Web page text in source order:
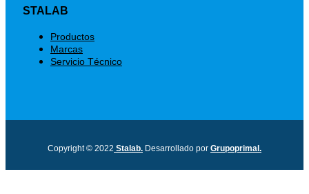
STALAB
Menú
Productos
Marcas
Servicio Técnico
Copyright © 2022 Stalab. Desarrollado por Grupoprimal.